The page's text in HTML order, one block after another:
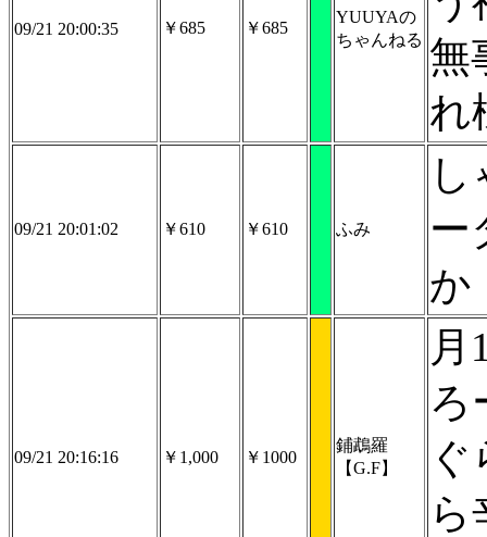
09/21 20:00:35 ￥685 ￥685
YUUYAの
ちゃんねる 無
れ
09/21 20:01:02 ￥610 ￥610 ふみ
ー
か
09/21 20:16:16 ￥1,000 ￥1000
鋪鵡羅
【G.F】
ろ
ら